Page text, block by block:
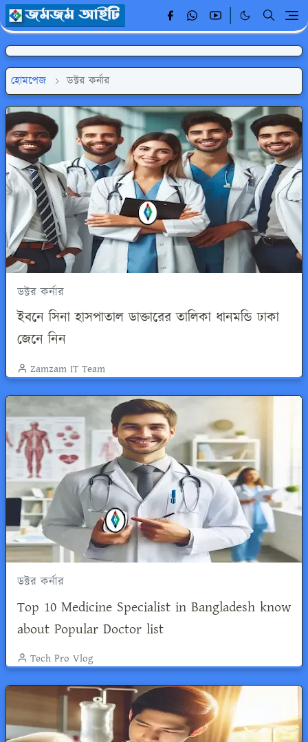
হোমপেজ ডক্টর কর্নার
ডক্টর কর্নার
ইবনে সিনা হাসপাতাল ডাক্তারের তালিকা ধানমন্ডি ঢাকা
জেনে নিন
Zamzam IT Team
ডক্টর কর্নার
Top 10 Medicine Specialist in Bangladesh know
about Popular Doctor list
Tech Pro Vlog